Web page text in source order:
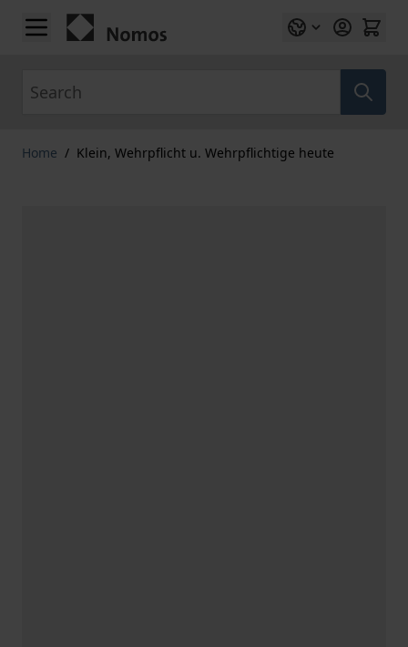
Skip to Content
Home / Klein, Wehrpflicht u. Wehrpflichtige heute